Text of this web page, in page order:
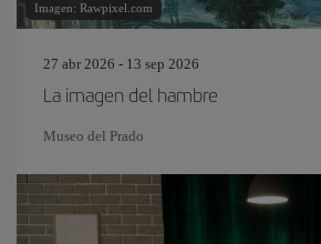
Imagen: Rawpixel.com
27 abr 2026 - 13 sep 2026
La imagen del hambre
Museo del Prado